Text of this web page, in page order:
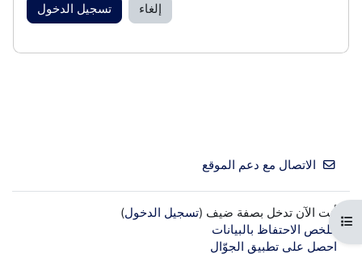
فتح فهرس المقرر
إلغاء تسجيل الدخول
الاتصال مع دعم الموقع
أنت الآن تدخل بصفة ضيف (تسجيل الدخول)
ملخص الاحتفاظ بالبيانات
احصل على تطبيق الجوّال